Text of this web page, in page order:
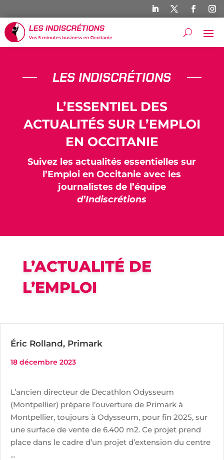
LES INDISCRÉTIONS
L’ESSENTIEL DES
ACTUALITÉS SUR L’EMPLOI
EN OCCITANIE
Suivez les actualités essentielles sur
l’Emploi en Occitanie avec les
journalistes de l’équipe
d’Indiscrétions
L’ACTUALITÉ DE
L’EMPLOI
Éric Rolland, Primark
18 décembre 2023
L’ancien directeur de Decathlon Odysseum
(Montpellier) prépare l’ouverture de Primark à
Montpellier, toujours à Odysseum, pour fin 2025, sur
une surface de vente de 6.400 m2. Ce projet prend
place dans le cadre d’un projet d’extension du centre
...